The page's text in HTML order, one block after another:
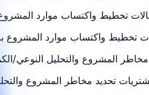
تخطيط واكتساب موارد
تخطيط واكتساب موارد
تحديد مخاطر المشروع